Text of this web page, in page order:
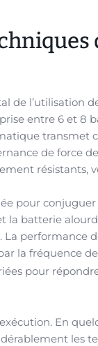
de l’utilisation
entre 6 et 8
transmet
de force
résistants,
pour
batterie
performance
la fréquence
pour
En
les